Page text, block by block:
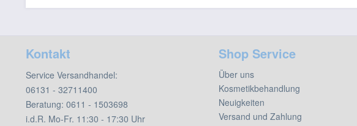
Kontakt
Service Versandhandel:
06131 - 32711400
Beratung: 0611 - 1503698
i.d.R. Mo-Fr. 11:30 - 17:30 Uhr
Shop Service
Über uns
Kosmetikbehandlung
Neuigkeiten
Versand und Zahlung